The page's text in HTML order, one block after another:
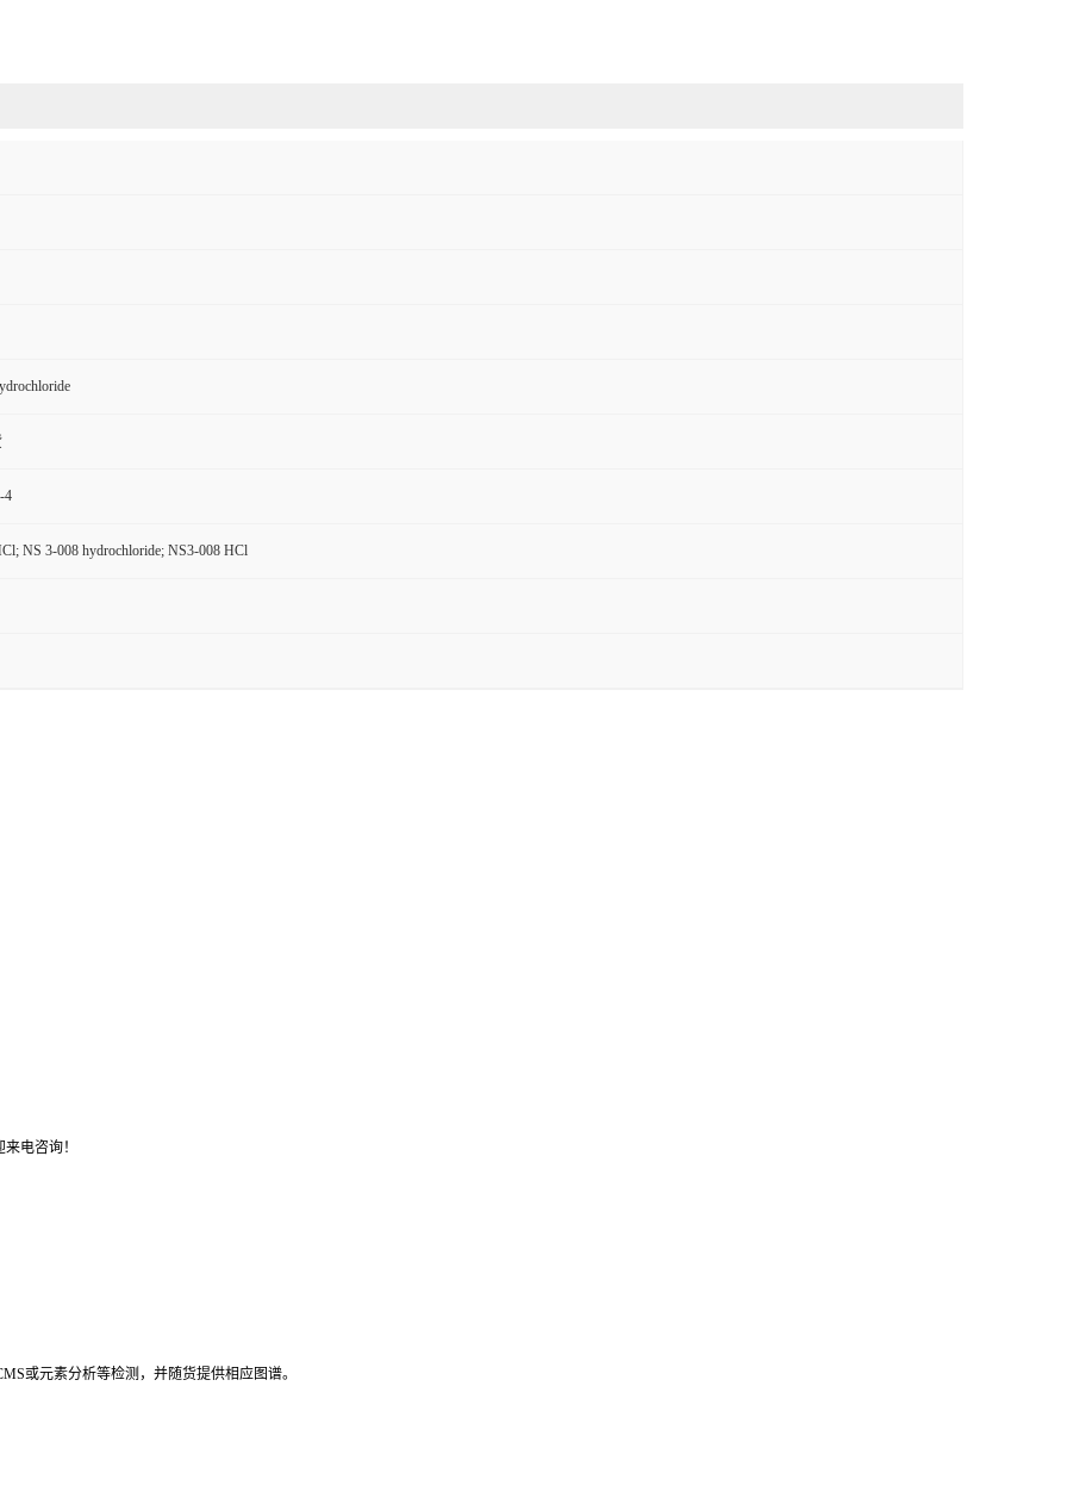
4
NS 3-008 hydrochloride; NS3-008 HCl
电咨询！
或元素分析等检测，并随货提供相应图谱。